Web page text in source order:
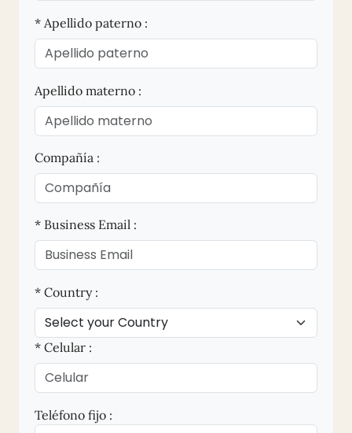
* Apellido paterno :
Apellido materno :
Compañía :
* Business Email :
* Country :
* Celular :
Teléfono fijo :